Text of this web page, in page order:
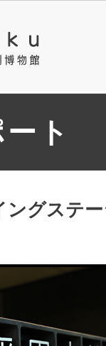
ト
ングステ